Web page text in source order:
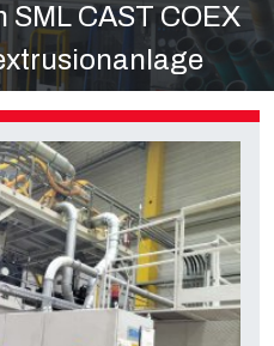
SML CAST COEX